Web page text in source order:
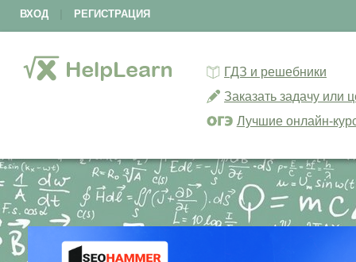
ВХОД РЕГИСТРАЦИЯ
ГДЗ и решебники
Заказать задачу или
Лучшие онлайн-